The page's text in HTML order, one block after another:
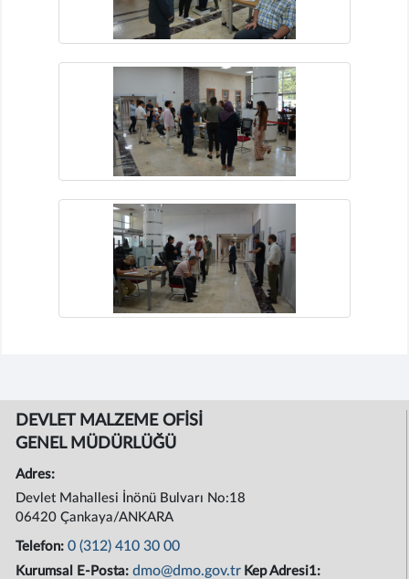
DEVLET MALZEME OFİSİ
GENEL MÜDÜRLÜĞÜ
Adres:
Devlet Mahallesi İnönü Bulvarı No:18
06420 Çankaya/ANKARA
Telefon:0 (312) 410 30 00
Kurumsal E-Posta:dmo@dmo.gov.tr Kep Adresi1: